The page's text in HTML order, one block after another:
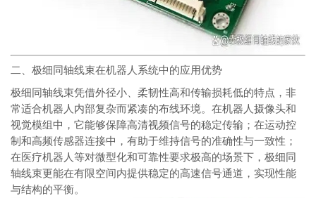
二、极细同轴线束在机器人系统中的应用优势
极细同轴线束凭借外径小、柔韧性高和传输损耗低的特点，非
常适合机器人内部复杂而紧凑的布线环境。在机器人摄像头和
视觉模组中，它能够保障高清视频信号的稳定传输；在运动控
制和高频传感器连接中，有助于维持信号的准确性与一致性；
在医疗机器人等对微型化和可靠性要求极高的场景下，极细同
轴线束更能在有限空间内提供稳定的高速信号通道，实现性能
与结构的平衡。